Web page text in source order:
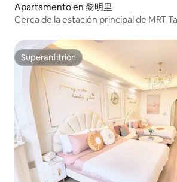
Apartamento en 黎明里
Cerca de la estación principal de MRT
Superanfitrión
Superanfitrión